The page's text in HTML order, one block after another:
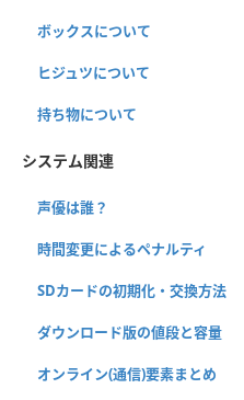
ボックスについて
ヒジュツについて
持ち物について
システム関連
声優は誰？
時間変更によるペナルティ
SDカードの初期化・交換方法
ダウンロード版の値段と容量
オンライン(通信)要素まとめ